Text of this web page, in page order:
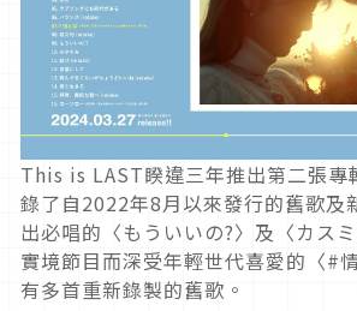
This is LAST睽違三年推出第二張專
錄了自2022年8月以來發行的舊歌及
出必唱的〈もういいの?〉及〈カス
實境節目而深受年輕世代喜愛的〈#
有多首重新錄製的舊歌。